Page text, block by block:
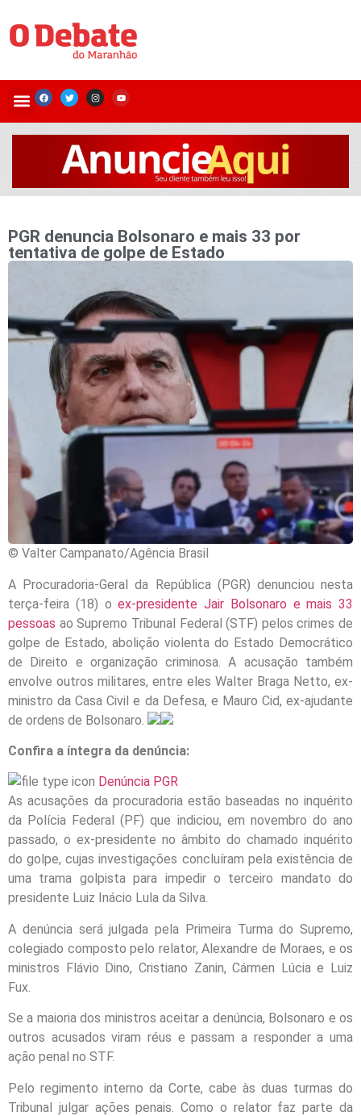
PGR denuncia Bolsonaro e mais 33 por
tentativa de golpe de Estado
© Valter Campanato/Agência Brasil
A Procuradoria-Geral da República (PGR) denunciou nesta
terça-feira (18) oex-presidente Jair Bolsonaro e mais 33
pessoas ao Supremo Tribunal Federal (STF) pelos crimes de
golpe de Estado, abolição violenta do Estado Democrático
de Direito e organização criminosa. A acusação também
envolve outros militares, entre eles Walter Braga Netto, ex-
ministro da Casa Civil e da Defesa, e Mauro Cid, ex-ajudante
de ordens de Bolsonaro.
Confira a íntegra da denúncia:
Denúncia PGR
As acusações da procuradoria estão baseadas no inquérito
da Polícia Federal (PF) que indiciou, em novembro do ano
passado, o ex-presidente no âmbito do chamado inquérito
do golpe, cujas investigações concluíram pela existência de
uma trama golpista para impedir o terceiro mandato do
presidente Luiz Inácio Lula da Silva.
A denúncia será julgada pela Primeira Turma do Supremo,
colegiado composto pelo relator, Alexandre de Moraes, e os
ministros Flávio Dino, Cristiano Zanin, Cármen Lúcia e Luiz
Fux.
Se a maioria dos ministros aceitar a denúncia, Bolsonaro e os
outros acusados viram réus e passam a responder a uma
ação penal no STF.
Pelo regimento interno da Corte, cabe às duas turmas do
Tribunal julgar ações penais. Como o relator faz parte da